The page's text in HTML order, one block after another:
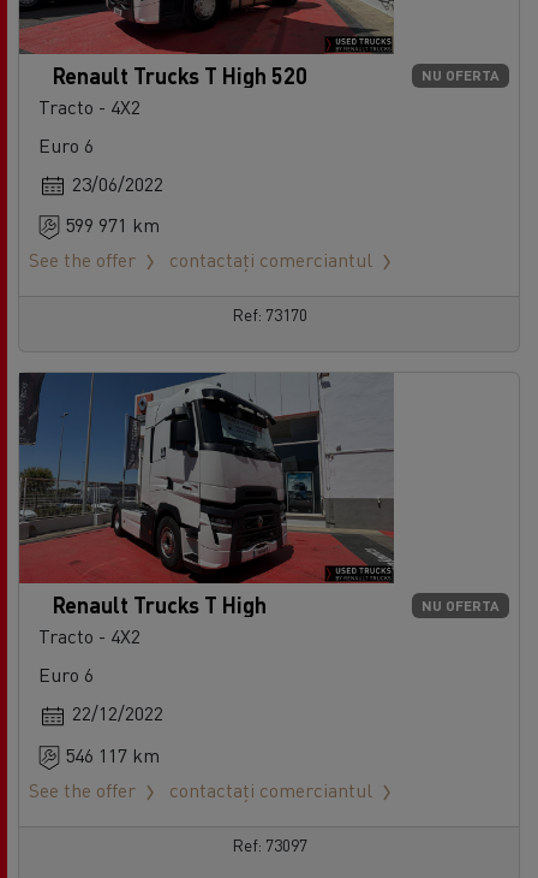
NU OFERTA
Renault Trucks T High 520
Tracto - 4X2
Euro 6
23/06/2022
599 971 km
See the offer
contactați comerciantul
Ref: 73170
NU OFERTA
Renault Trucks T High
Tracto - 4X2
Euro 6
22/12/2022
546 117 km
See the offer
contactați comerciantul
Ref: 73097